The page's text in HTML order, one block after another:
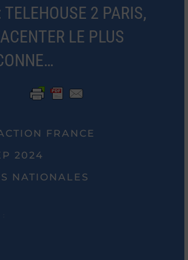
TELEHOUSE 2 PARIS,
LE PLUS
FRANCE
2024
NATIONALES